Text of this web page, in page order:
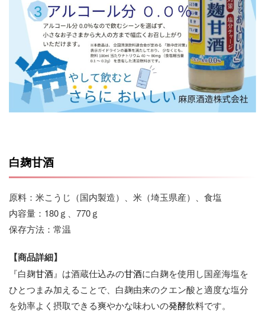
白麹甘酒
原料：米こうじ（国内製造）、米（埼玉県産）、食塩
内容量：180ｇ、770ｇ
保存方法：常温
【商品詳細】
『白麹甘酒』は酒蔵仕込みの甘酒に白麹を使用し国産海塩を
ひとつまみ加えることで、白麹由来のクエン酸と適度な塩分
を効率よく摂取できる爽やかな味わいの発酵飲料です。